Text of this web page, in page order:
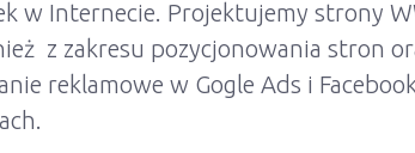
w Internecie. Projektujemy strony
z zakresu pozycjonowania stron
reklamowe w Gogle Ads i Facebook